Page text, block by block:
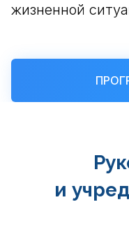
жизненной
и